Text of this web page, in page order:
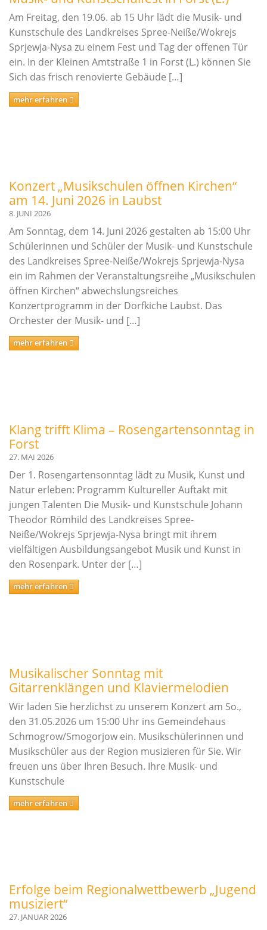
Talentförderung und Studienvorbereitende
Ausbildung
Wettbewerbe
Jugend musiziert
Tag des Tanzes
Innerschulischer Klavierwettbewerb
Termine
Galerie
Kooperationen
Angebote für Kitas
Angebote für Schulen
Bestehende Kooperationen
Service
Kontakt
Am Freitag, den 19.06. ab 15 Uhr lädt die Musik- und
Kunstschule des Landkreises Spree-Neiße/Wokrejs
Sprjewja-Nysa zu einem Fest und Tag der offenen Tür
ein. In der Kleinen Amtstraße 1 in Forst (L.) können Sie
Sich das frisch renovierte Gebäude […]
mehr erfahren
Konzert „Musikschulen öffnen Kirchen“
am 14. Juni 2026 in Laubst
8. JUNI 2026
Am Sonntag, dem 14. Juni 2026 gestalten ab 15:00 Uhr
Schülerinnen und Schüler der Musik- und Kunstschule
des Landkreises Spree-Neiße/Wokrejs Sprjewja-Nysa
ein im Rahmen der Veranstaltungsreihe „Musikschulen
öffnen Kirchen“ abwechslungsreiches
Konzertprogramm in der Dorfkiche Laubst. Das
Orchester der Musik- und […]
mehr erfahren
Klang trifft Klima – Rosengartensonntag in
Forst
27. MAI 2026
Der 1. Rosengartensonntag lädt zu Musik, Kunst und
Natur erleben: Programm Kultureller Auftakt mit
jungen Talenten Die Musik- und Kunstschule Johann
Theodor Römhild des Landkreises Spree-
Neiße/Wokrejs Sprjewja-Nysa bringt mit ihrem
vielfältigen Ausbildungsangebot Musik und Kunst in
den Rosenpark. Unter der […]
mehr erfahren
Musikalischer Sonntag mit
Gitarrenklängen und Klaviermelodien
Wir laden Sie herzlichst zu unserem Konzert am So.,
den 31.05.2026 um 15:00 Uhr ins Gemeindehaus
Schmogrow/Smogorjow ein. Musikschülerinnen und
Musikschüler aus der Region musizieren für Sie. Wir
freuen uns über Ihren Besuch. Ihre Musik- und
Kunstschule
mehr erfahren
Erfolge beim Regionalwettbewerb „Jugend
musiziert“
27. JANUAR 2026